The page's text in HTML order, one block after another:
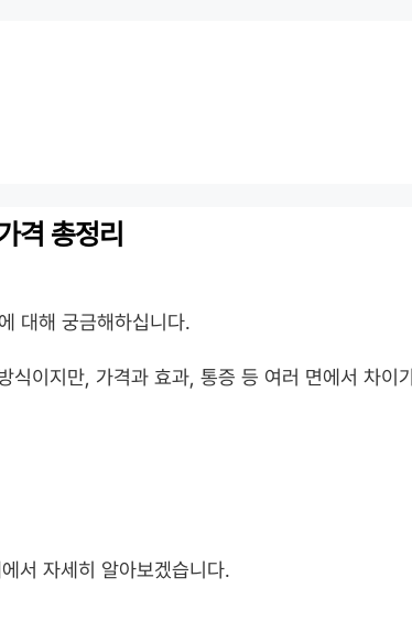
격 총정리
대해 궁금해하십니다.
식이지만, 가격과 효과, 통증 등 여러 면에서 차이
서 자세히 알아보겠습니다.